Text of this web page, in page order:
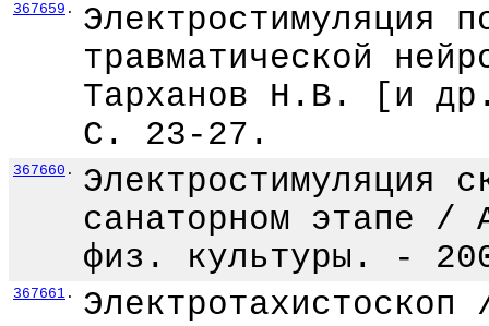
367659 .
Электростимуляция
травматической
Тарханов Н.В. [и
С. 23-27.
367660 .
Электростимуляция
санаторном этапе
физ. культуры. -
367661 .